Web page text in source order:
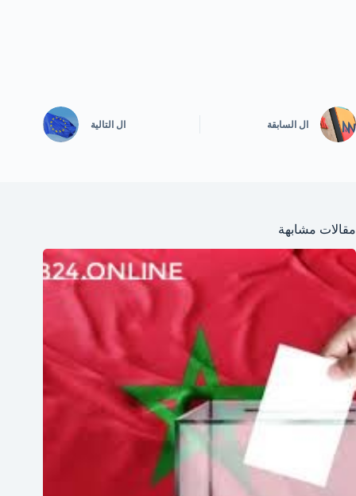
ال السابقة ال التالية
مقالات مشابهة